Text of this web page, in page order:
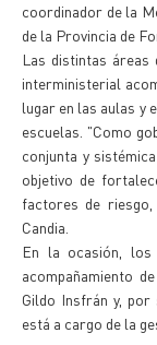
coordinador de la
de la Provincia de
Las distintas áreas
interministerial
lugar en las aulas y
escuelas. "Como
conjunta y
objetivo de
factores de
Candia.
En la ocasión, los
acompañamiento
Gildo Insfrán y, por
está a cargo de la